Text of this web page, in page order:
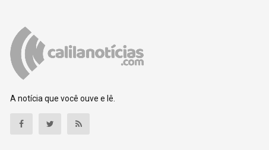
A notícia que você ouve e lê.